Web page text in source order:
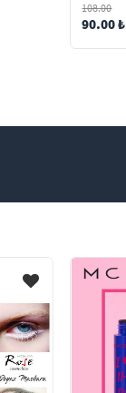
108.00
90.00 ₺